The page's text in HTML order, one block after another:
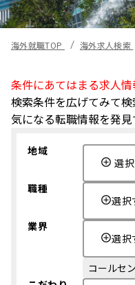
海外就職TOP 海外求人検索
条件にあてはまる求人情
検索条件を広げてみて
気になる転職情報を発
地域
選
職種
選択
業界
選択
コールセ